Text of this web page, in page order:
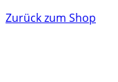
Zurück zum Shop